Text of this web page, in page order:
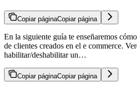
Copiar páginaCopiar página
En la siguiente guía te enseñaremos
de clientes creados en el e commerce.
habilitar/deshabilitar un…
Copiar páginaCopiar página